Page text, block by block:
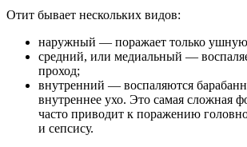
Отит бывает нескольких видов:
наружный — поражает только ушную
средний, или медиальный —
проход;
внутренний — воспаляются
внутреннее ухо. Это самая сложная
часто приводит к поражению
и сепсису.